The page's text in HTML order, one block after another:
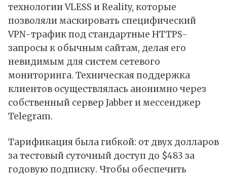
технологии VLESS и Reality, которые
позволяли маскировать специфический
VPN-трафик под стандартные HTTPS-
запросы к обычным сайтам, делая его
невидимым для систем сетевого
мониторинга. Техническая поддержка
клиентов осуществлялась анонимно через
собственный сервер Jabber и мессенджер
Telegram.
Тарификация была гибкой: от двух долларов
за тестовый суточный доступ до $483 за
годовую подписку. Чтобы обеспечить